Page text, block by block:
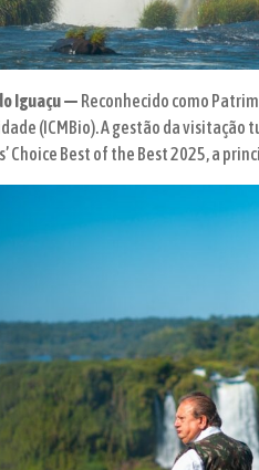
Iguaçu — Reconhecido como
(ICMBio). A gestão da
Choice Best of the Best 2025, a